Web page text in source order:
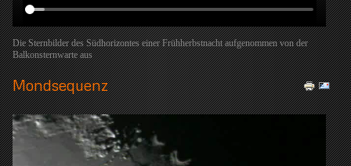
Die Sternbilder des Südhorizontes einer Frühherbstnacht aufgenommen von der
Balkonsternwarte aus
Mondsequenz